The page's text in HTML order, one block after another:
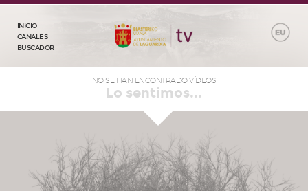
INICIO
CANALES
BUSCADOR
NO SE HAN ENCONTRADO VÍDEOS
Lo sentimos...